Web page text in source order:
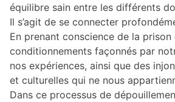
équilibre sain entre les différents
Il s’agit de se connecter
En prenant conscience de la prison
conditionnements façonnés par
nos expériences, ainsi que des
et culturelles qui ne nous
Dans ce processus de